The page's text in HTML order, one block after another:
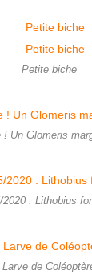
Petite biche
! Un Glomeris
2020 : Lithobius
Larve de